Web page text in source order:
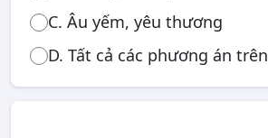
C. Âu yếm, yêu thương
D. Tất cả các phương án trên